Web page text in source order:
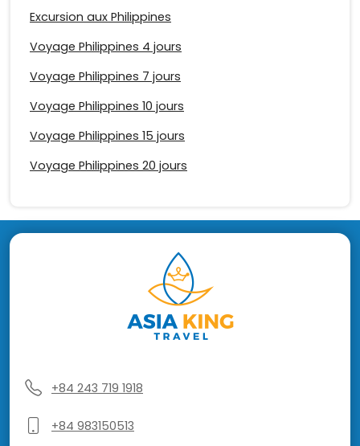
Excursion aux Philippines
Voyage Philippines 4 jours
Voyage Philippines 7 jours
Voyage Philippines 10 jours
Voyage Philippines 15 jours
Voyage Philippines 20 jours
+84 243 719 1918
+84 983150513